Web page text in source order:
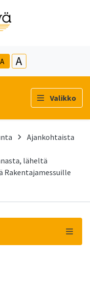
A A
Valikko
Ajankohtaista
läheltä
Rakentajamessuille